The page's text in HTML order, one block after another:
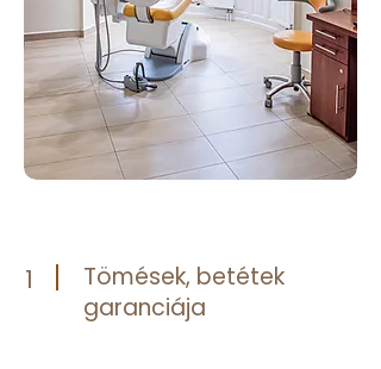
1
Tömések, betétek
garanciája